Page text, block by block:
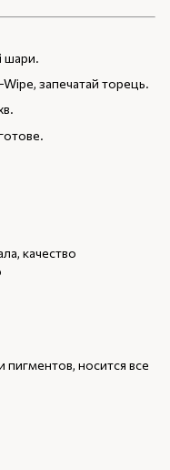
шари.
запечатай торець.
качество
носится все